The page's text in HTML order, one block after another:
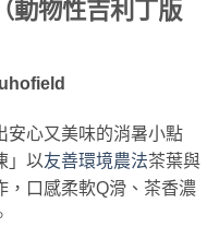
動物性吉利丁版
安心又美味的消暑小點
」以友善環境農法茶葉與
，口感柔軟Q滑、茶香濃